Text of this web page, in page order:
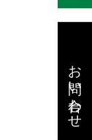
お問い合わせ